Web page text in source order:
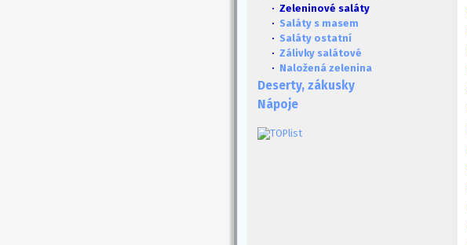
· Zeleninové saláty
· Saláty s masem
· Saláty ostatní
· Zálivky salátové
· Naložená zelenina
Deserty, zákusky
Nápoje